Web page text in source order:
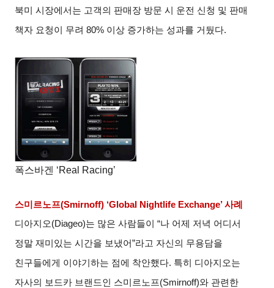
북미 시장에서는 고객의 판매장 방문 시 운전 신청 및 판매
책자 요청이 무려 80% 이상 증가하는 성과를 거뒀다.
폭스바겐 ‘Real Racing’
스미르노프(Smirnoff) ‘Global Nightlife Exchange’사례
디아지오(Diageo)는 많은 사람들이 “나 어제 저녁 어디서
정말 재미있는 시간을 보냈어”라고 자신의 무용담을
친구들에게 이야기하는 점에 착안했다. 특히 디아지오는
자사의 보드카 브랜드인 스미르노프(Smirnoff)와 관련한